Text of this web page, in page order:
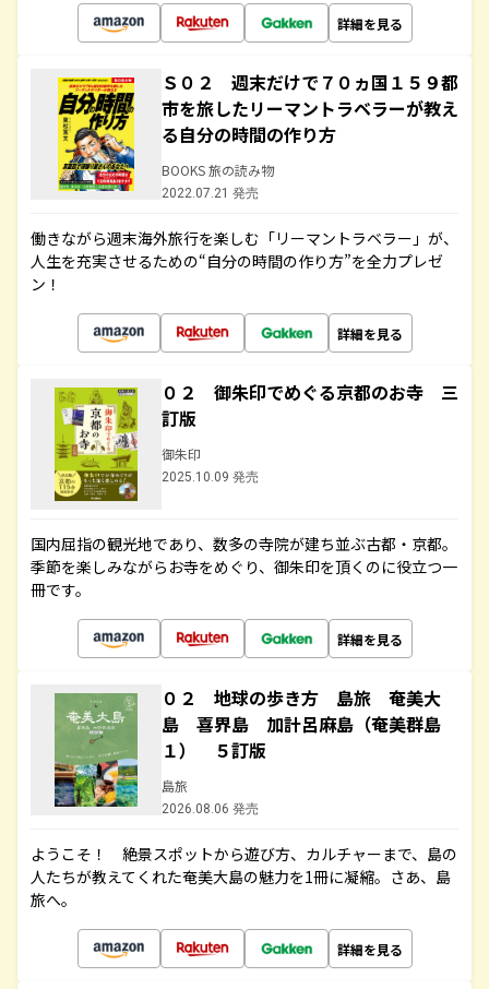
詳細を見る
Ｓ０２ 週末だけで７０ヵ国１５９都
市を旅したリーマントラベラーが教え
る自分の時間の作り方
BOOKS 旅の読み物
2022.07.21 発売
働きながら週末海外旅行を楽しむ「リーマントラベラー」が、
人生を充実させるための“自分の時間の作り方”を全力プレゼ
ン！
詳細を見る
０２ 御朱印でめぐる京都のお寺 三
訂版
御朱印
2025.10.09 発売
国内屈指の観光地であり、数多の寺院が建ち並ぶ古都・京都。
季節を楽しみながらお寺をめぐり、御朱印を頂くのに役立つ一
冊です。
詳細を見る
０２ 地球の歩き方 島旅 奄美大
島 喜界島 加計呂麻島（奄美群島
１） ５訂版
島旅
2026.08.06 発売
ようこそ！ 絶景スポットから遊び方、カルチャーまで、島の
人たちが教えてくれた奄美大島の魅力を1冊に凝縮。さあ、島
旅へ。
詳細を見る